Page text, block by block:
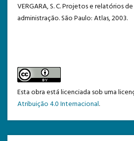
VERGARA, S. C. Projetos e relatórios
administração. São Paulo: Atlas, 2003.
Esta obra está licenciada sob uma
Atribuição 4.0 Internacional.